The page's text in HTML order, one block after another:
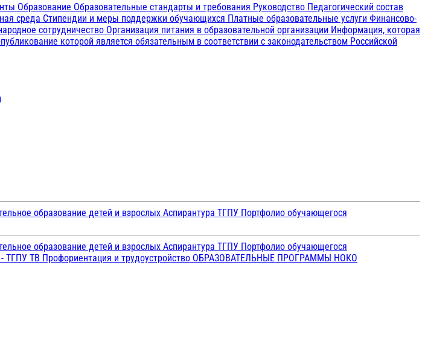
Образование Образовательные стандарты и требования Руководство Педагогический состав
среда Стипендии и меры поддержки обучающихся Платные образовательные услуги Финансово-
сотрудничество Организация питания в образовательной организации Информация, которая
которой является обязательным в соответствии с законодательством Российской
образование детей и взрослых Аспирантура ТГПУ Портфолио обучающегося
образование детей и взрослых Аспирантура ТГПУ Портфолио обучающегося
- ТГПУ ТВ Профориентация и трудоустройство ОБРАЗОВАТЕЛЬНЫЕ ПРОГРАММЫ НОКО